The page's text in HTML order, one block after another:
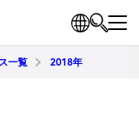
一覧 2018年